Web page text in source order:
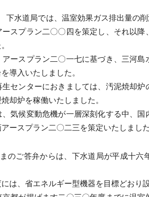
水道局では、温室効果ガス排出量の
スプラン二〇〇四を策定し、それ以
ースプラン二〇一七に基づき、三河
導入いたしました。
センターにおきましては、汚泥焼却
却炉を稼働いたしました。
気候変動危機が一層深刻化する中、
ースプラン二〇二三を策定いたしました
ご答弁からは、下水道局が平成十六
は、省エネルギー型機器を目標どおり